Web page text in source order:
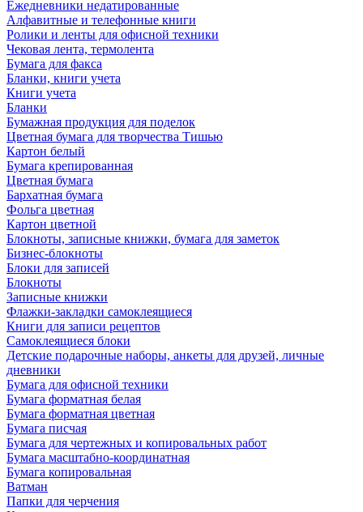
Ежедневники недатированные
Алфавитные и телефонные книги
Ролики и ленты для офисной техники
Чековая лента, термолента
Бумага для факса
Бланки, книги учета
Книги учета
Бланки
Бумажная продукция для поделок
Цветная бумага для творчества Тишью
Картон белый
Бумага крепированная
Цветная бумага
Бархатная бумага
Фольга цветная
Картон цветной
Блокноты, записные книжки, бумага для заметок
Бизнес-блокноты
Блоки для записей
Блокноты
Записные книжки
Флажки-закладки самоклеящиеся
Книги для записи рецептов
Самоклеящиеся блоки
Детские подарочные наборы, анкеты для друзей, личные
дневники
Бумага для офисной техники
Бумага форматная белая
Бумага форматная цветная
Бумага писчая
Бумага для чертежных и копировальных работ
Бумага масштабно-координатная
Бумага копировальная
Ватман
Папки для черчения